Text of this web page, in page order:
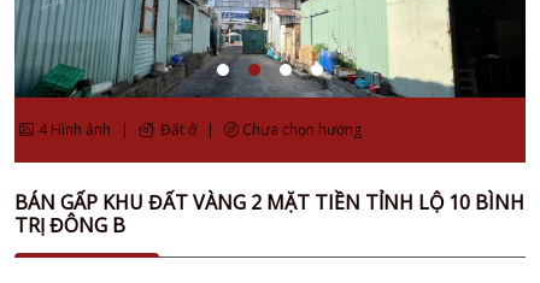
4 Hình ảnh | Đất ở | Chưa chọn hướng
BÁN GẤP KHU ĐẤT VÀNG 2 MẶT TIỀN TỈNH LỘ 10 BÌNH
TRỊ ĐÔNG B